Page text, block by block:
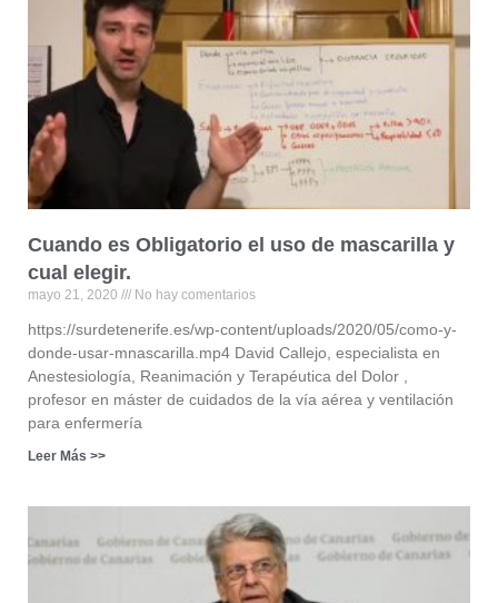
Cuando es Obligatorio el uso de mascarilla y
cual elegir.
mayo 21, 2020 No hay comentarios
https://surdetenerife.es/wp-content/uploads/2020/05/como-y-
donde-usar-mnascarilla.mp4 David Callejo, especialista en
Anestesiología, Reanimación y Terapéutica del Dolor ,
profesor en máster de cuidados de la vía aérea y ventilación
para enfermería
Leer Más >>